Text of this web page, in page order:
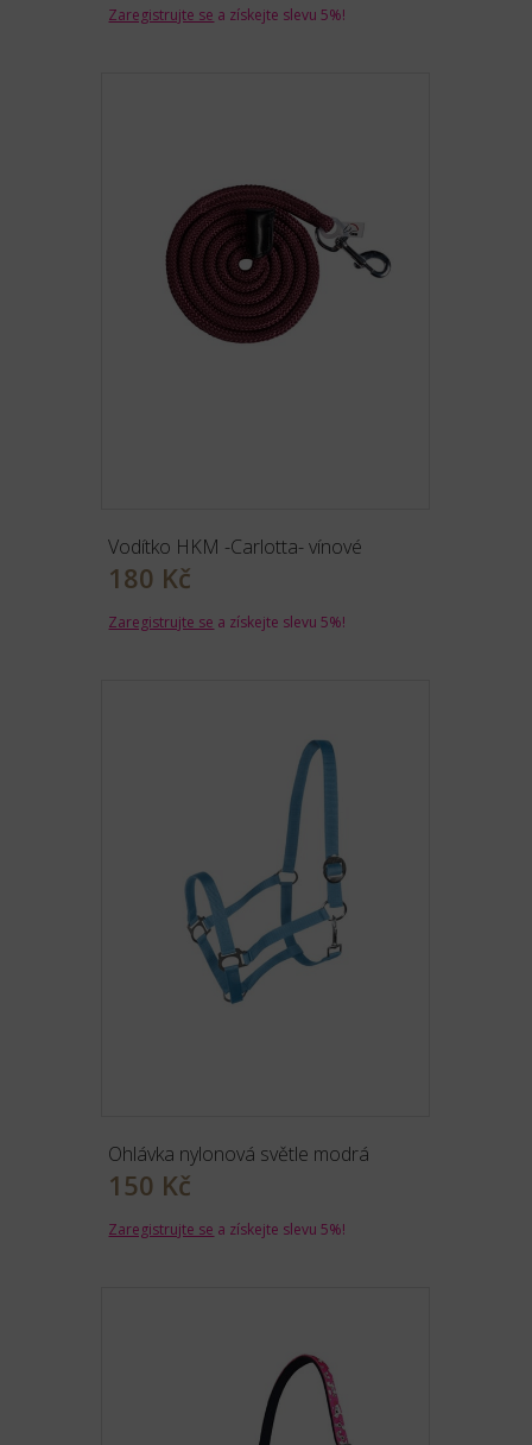
Zaregistrujte se a získejte slevu 5%!
Vodítko HKM -Carlotta- vínové
180 Kč
Zaregistrujte se a získejte slevu 5%!
Ohlávka nylonová světle modrá
150 Kč
Zaregistrujte se a získejte slevu 5%!